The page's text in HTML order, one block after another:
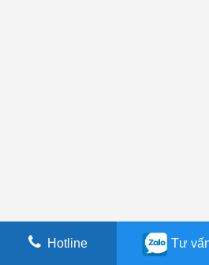
Hotline Tư